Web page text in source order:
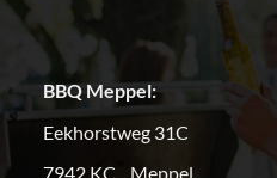
BBQ Meppel:
Eekhorstweg 31C
7942 KC Meppel